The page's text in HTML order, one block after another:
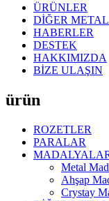
ÜRÜNLER
DİĞER
HABERLER
DESTEK
HAKKIMIZDA
BİZE ULAŞIN
ürün
ROZETLER
PARALAR
Metal
Ahşap
Crystay